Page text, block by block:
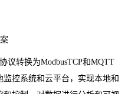
议转换为ModbusTCP和MQTT
控系统和云平台，实现本地和